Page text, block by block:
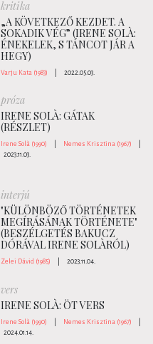
kritika
„A KÖVETKEZŐ KEZDET. A
SOKADIK VÉG” (IRENE SOLÀ:
ÉNEKELEK, S TÁNCOT JÁR A
HEGY)
Varju Kata (1983) 2022.05.03.
próza
IRENE SOLÀ: GÁTAK
(RÉSZLET)
Irene Solà (1990) Nemes Krisztina (1967)
2023.11.03.
interjú
"KÜLÖNBÖZŐ TÖRTÉNETEK
MEGÍRÁSÁNAK TÖRTÉNETE"
(BESZÉLGETÉS BAKUCZ
DÓRÁVAL IRENE SOLÀRÓL)
Zelei Dávid (1985) 2023.11.04.
vers
IRENE SOLÀ: ÖT VERS
Irene Solà (1990) Nemes Krisztina (1967)
2024.01.14.